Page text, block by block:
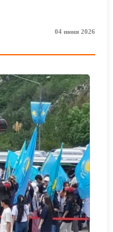
04 июня 2026